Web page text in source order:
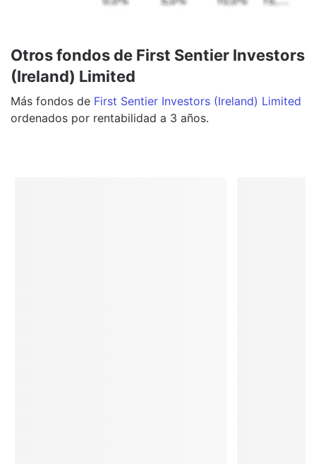
Otros fondos de First Sentier Investors
(Ireland) Limited
Más fondos de First Sentier Investors (Ireland) Limited
ordenados por rentabilidad a 3 años.